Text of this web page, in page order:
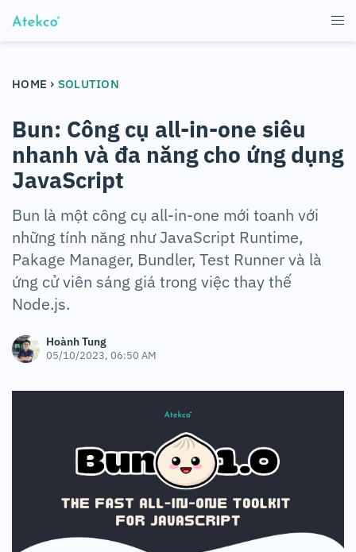
HOME › SOLUTION
Bun: Công cụ all-in-one siêu
nhanh và đa năng cho ứng dụng
JavaScript
Bun là một công cụ all-in-one mới toanh với
những tính năng như JavaScript Runtime,
Pakage Manager, Bundler, Test Runner và là
ứng cử viên sáng giá trong việc thay thế
Node.js.
Hoành Tung
05/10/2023, 06:50 AM